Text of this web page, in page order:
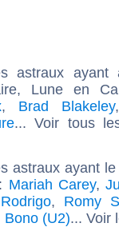
astraux
Lune en
, Brad Blakeley
... Voir tous
astraux ayant
Mariah Carey,
, Romy
Bono (U2)... Voir